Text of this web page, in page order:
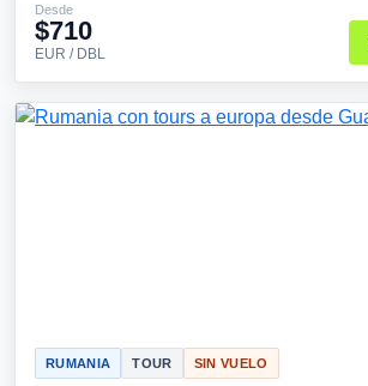
Desde
$710
EUR / DBL
RUMANIA TOUR SIN VUELO